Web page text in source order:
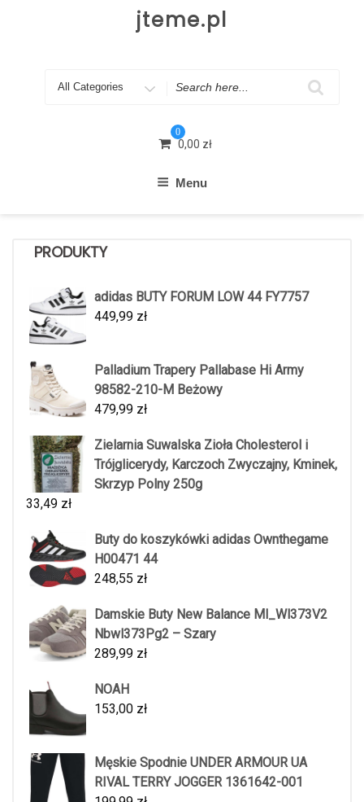
jteme.pl
Search
0
0,00 zł
Menu
PRODUKTY
adidas BUTY FORUM LOW 44 FY7757
449,99 zł
Palladium Trapery Pallabase Hi Army
98582-210-M Beżowy
479,99 zł
Zielarnia Suwalska Zioła Cholesterol i
Trójglicerydy, Karczoch Zwyczajny, Kminek,
Skrzyp Polny 250g
33,49 zł
Buty do koszykówki adidas Ownthegame
H00471 44
248,55 zł
Damskie Buty New Balance Ml_Wl373V2
Nbwl373Pg2 – Szary
289,99 zł
NOAH
153,00 zł
Męskie Spodnie UNDER ARMOUR UA
RIVAL TERRY JOGGER 1361642-001